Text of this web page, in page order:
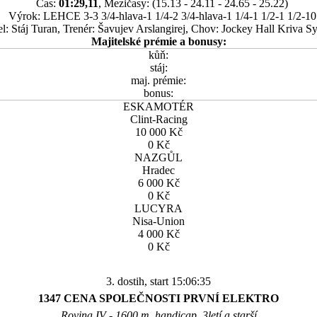
Čas: 01:29,11, Mezičasy: (15.13 - 24.11 - 24.65 - 25.22)
Výrok: LEHCE 3-3 3/4-hlava-1 1/4-2 3/4-hlava-1 1/4-1 1/2-1 1/2-10
Stáj Turan, Trenér: Šavujev Arslangirej, Chov: Jockey Hall Kriva
Majitelské prémie a bonusy:
kůň:
stáj:
maj. prémie:
bonus:
ESKAMOTÉR
Clint-Racing
10 000 Kč
0 Kč
NAZGŮL
Hradec
6 000 Kč
0 Kč
LUCYRA
Nisa-Union
4 000 Kč
0 Kč
3. dostih, start 15:06:35
1347 CENA SPOLEČNOSTI PRVNÍ ELEKTRO